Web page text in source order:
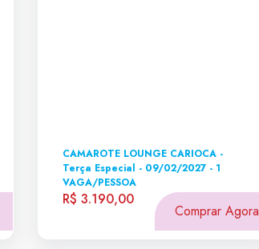
CAMAROTE LOUNGE CARIOCA -
Terça Especial - 09/02/2027 - 1
VAGA/PESSOA
R$ 3.190,00
Comprar Agora